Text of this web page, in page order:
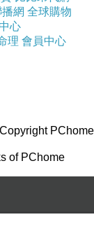
網 全球購物
心
理 會員中心
PChome
of PChome